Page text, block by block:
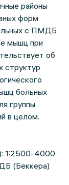
районы
форм
с ПМДБ
мышц при
об
структур
больных
группы
в целом.
1:2500-4000
(Беккера)